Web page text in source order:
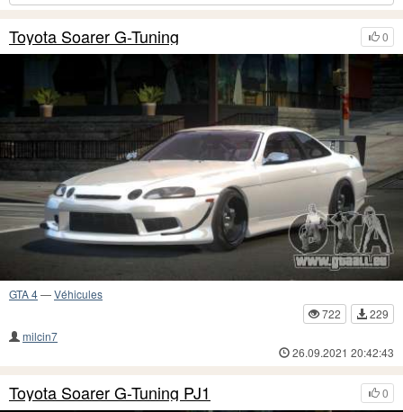
0
Toyota Soarer G-Tuning
GTA 4—Véhicules
722
229
milcin7
26.09.2021 20:42:43
0
Toyota Soarer G-Tuning PJ1